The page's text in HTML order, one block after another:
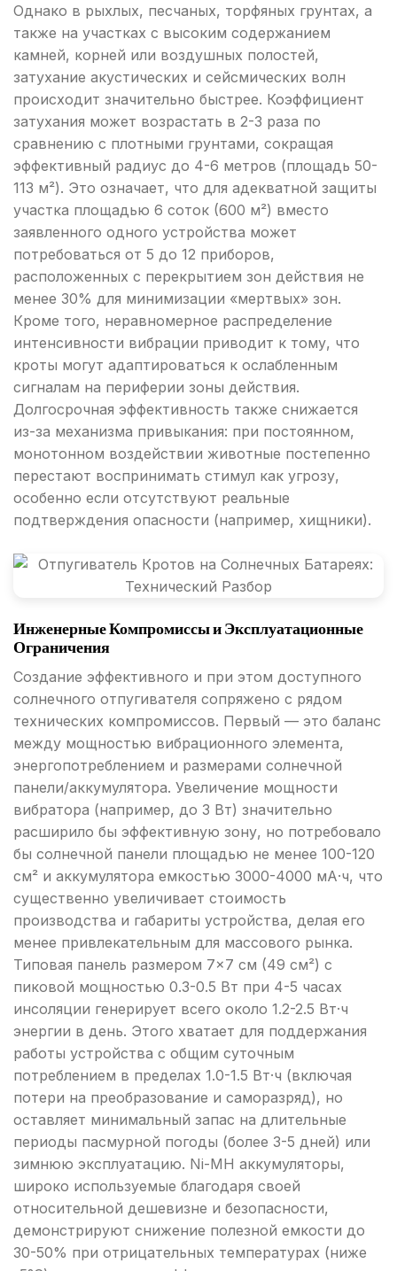
Однако в рыхлых, песчаных, торфяных грунтах, а
также на участках с высоким содержанием
камней, корней или воздушных полостей,
затухание акустических и сейсмических волн
происходит значительно быстрее. Коэффициент
затухания может возрастать в 2-3 раза по
сравнению с плотными грунтами, сокращая
эффективный радиус до 4-6 метров (площадь 50-
113 м²). Это означает, что для адекватной защиты
участка площадью 6 соток (600 м²) вместо
заявленного одного устройства может
потребоваться от 5 до 12 приборов,
расположенных с перекрытием зон действия не
менее 30% для минимизации «мертвых» зон.
Кроме того, неравномерное распределение
интенсивности вибрации приводит к тому, что
кроты могут адаптироваться к ослабленным
сигналам на периферии зоны действия.
Долгосрочная эффективность также снижается
из-за механизма привыкания: при постоянном,
монотонном воздействии животные постепенно
перестают воспринимать стимул как угрозу,
особенно если отсутствуют реальные
подтверждения опасности (например, хищники).
Инженерные Компромиссы и Эксплуатационные
Ограничения
Создание эффективного и при этом доступного
солнечного отпугивателя сопряжено с рядом
технических компромиссов. Первый — это баланс
между мощностью вибрационного элемента,
энергопотреблением и размерами солнечной
панели/аккумулятора. Увеличение мощности
вибратора (например, до 3 Вт) значительно
расширило бы эффективную зону, но потребовало
бы солнечной панели площадью не менее 100-120
см² и аккумулятора емкостью 3000-4000 мА·ч, что
существенно увеличивает стоимость
производства и габариты устройства, делая его
менее привлекательным для массового рынка.
Типовая панель размером 7×7 см (49 см²) с
пиковой мощностью 0.3-0.5 Вт при 4-5 часах
инсоляции генерирует всего около 1.2-2.5 Вт·ч
энергии в день. Этого хватает для поддержания
работы устройства с общим суточным
потреблением в пределах 1.0-1.5 Вт·ч (включая
потери на преобразование и саморазряд), но
оставляет минимальный запас на длительные
периоды пасмурной погоды (более 3-5 дней) или
зимнюю эксплуатацию. Ni-MH аккумуляторы,
широко используемые благодаря своей
относительной дешевизне и безопасности,
демонстрируют снижение полезной емкости до
30-50% при отрицательных температурах (ниже